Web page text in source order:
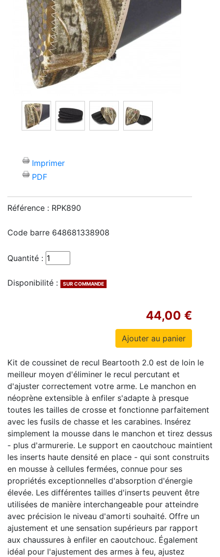
Imprimer
PDF
Référence : RPK890
Code barre 648681338908
Quantité :
Disponibilité : SUR COMMANDE
44,00 €
Kit de coussinet de recul Beartooth 2.0 est de loin le
meilleur moyen d'éliminer le recul percutant et
d'ajuster correctement votre arme. Le manchon en
néoprène extensible à enfiler s'adapte à presque
toutes les tailles de crosse et fonctionne parfaitement
avec les fusils de chasse et les carabines. Insérez
simplement la mousse dans le manchon et tirez dessus
- plus d'armurerie. Le support en caoutchouc maintient
les inserts haute densité en place - qui sont construits
en mousse à cellules fermées, connue pour ses
propriétés exceptionnelles d'absorption d'énergie
élevée. Les différentes tailles d'inserts peuvent être
utilisées de manière interchangeable pour atteindre
avec précision le niveau d'amorti souhaité. Offre un
ajustement et une sensation supérieurs par rapport
aux chaussures à enfiler en caoutchouc. Également
idéal pour l'ajustement des armes à feu, ajustez